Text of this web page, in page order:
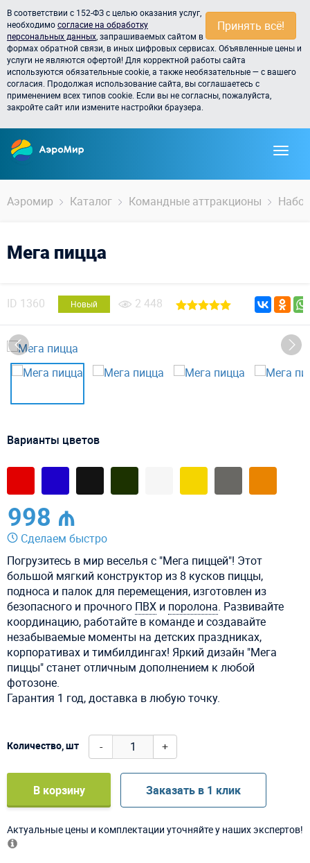
Принять всё!
В соответствии с 152-ФЗ с целью оказания услуг,
необходимосогласие на обработку
персональных данных , запрашиваемых сайтом в
формах обратной связи, в иных цифровых сервисах. Объявленные цены и
услуги не являются офертой! Для корректной работы сайта
используются обязательные cookie, а также необязательные — с вашего
согласия. Продолжая использование сайта, вы соглашаетесь с
применением всех типов cookie. Если вы не согласны, пожалуйста,
закройте сайт или измените настройки браузера.
Аэромир Каталог Командные аттракционы
Мега пицца
ID 1360 Новый 2 448
Варианты цветов
998 ₼
Сделаем быстро
Погрузитесь в мир веселья с "Мега пиццей"! Этот
большой мягкий конструктор из 8 кусков пиццы,
подноса и палок для перемещения, изготовлен из
безопасного и прочного ПВХ и поролона. Развивайте
координацию, работайте в команде и создавайте
незабываемые моменты на детских праздниках,
корпоративах и тимбилдингах! Яркий дизайн "Мега
пиццы" станет отличным дополнением к любой
фотозоне.
Гарантия 1 год, доставка в любую точку.
Количество, шт - +
В корзину Заказать в 1 клик
Актуальные цены и комплектации уточняйте у наших экспертов!